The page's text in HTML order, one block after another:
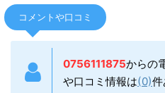
コメントや口コミ
0756111875からの
や口コミ情報は(0)件